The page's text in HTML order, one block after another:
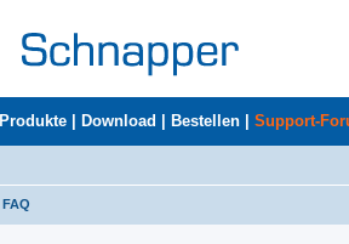
Produkte Download Bestellen Support-
FAQ